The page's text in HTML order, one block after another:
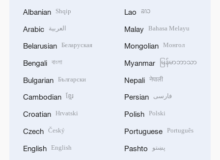
Albanian Shqip
Arabic العربية
Belarusian Беларуская
Bengali বাংলা
Bulgarian Български
Cambodian ខ្មែរ
Croatian Hrvatski
Czech Český
English English
Lao ລາວ
Malay Bahasa Melayu
Mongolian Монгол
Myanmar မြန်မာဘာသာ
Nepali नेपाली
Persian فارسی
Polish Polski
Portuguese Português
Pashto پښتو